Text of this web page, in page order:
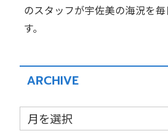
のスタッフが宇佐美の海況を
す。
ARCHIVE